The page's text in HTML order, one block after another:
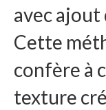
avec ajout
Cette
confère à
texture